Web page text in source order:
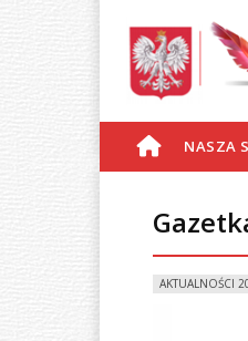
S
O
NASZA
AKTUALNOŚCI